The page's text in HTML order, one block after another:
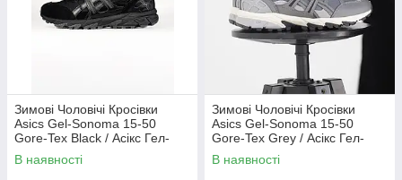
Зимові Чоловічі Кросівки
Asics Gel-Sonoma 15-50
Gore-Tex Black / Асікс Гел-
Сонома 15-50 Гор Текс Чорні
В наявності
Зимові Чоловічі Кросівки
Asics Gel-Sonoma 15-50
Gore-Tex Grey / Асікс Гел-
Сонома 15-50 Гор Текс Сірі
В наявності